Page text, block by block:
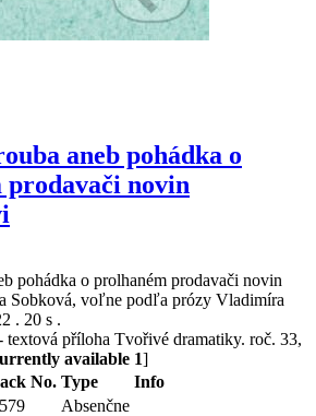
aneb pohádka o
prodavači novin
pohádka o prolhaném prodavači novin
Sobková, voľne podľa prózy Vladimíra
. 20 s .
textová příloha Tvořivé dramatiky. roč. 33,
available 1]
No. Type
Info
Absenčne